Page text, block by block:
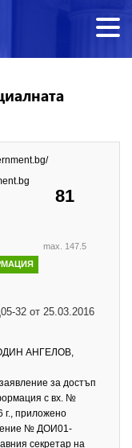
81
max. 147.5
32 от 25.03.2016
АНГЕЛОВ,
за достъп
с вх. №
приложено
№ ДОИ01-
секретар на